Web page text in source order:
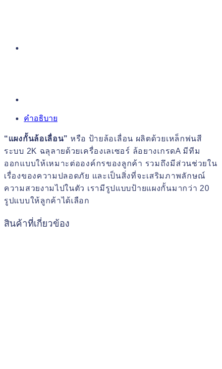
คำอธิบาย
“แผงกั้นล้อเลื่อน” หรือ ป้ายล้อเลื่อน ผลิตด้วยเหล็กพ่นสี
ระบบ 2K ฉลุลายด้วยเครื่องเลเซอร์ ล้อยางเกรดA มีทีม
ออกแบบให้เหมาะต่อองค์กรของลูกค้า รวมถึงมีส่วนช่วยใน
เรื่องของความปลอดภัย และเป็นสิ่งที่จะเสริมภาพลักษณ์
ความสวยงามไปในตัว เรามีรูปแบบป้ายแผงกั้นมากว่า 20
รูปแบบให้ลูกค้าได้เลือก
สินค้าที่เกี่ยวข้อง